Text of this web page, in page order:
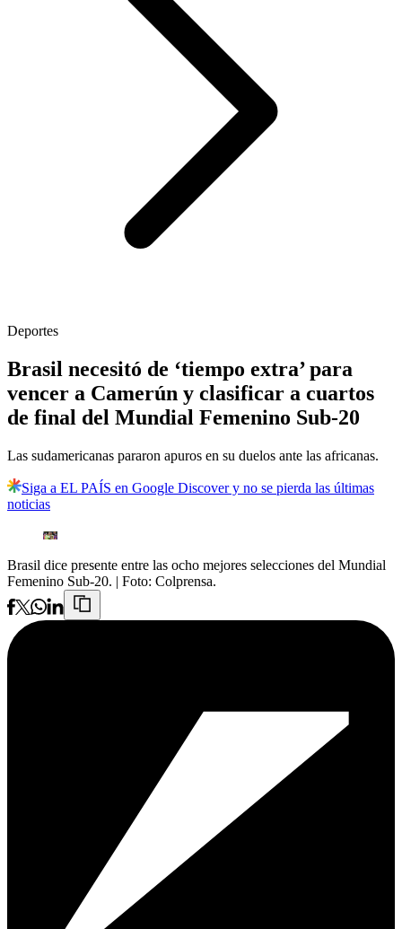
Deportes
Brasil necesitó de ‘tiempo extra’ para
vencer a Camerún y clasificar a cuartos
de final del Mundial Femenino Sub-20
Las sudamericanas pararon apuros en su duelos ante las africanas.
Siga a EL PAÍS en Google Discover y no se pierda las últimas
noticias
Brasil dice presente entre las ocho mejores selecciones del Mundial
Femenino Sub-20. | Foto: Colprensa.